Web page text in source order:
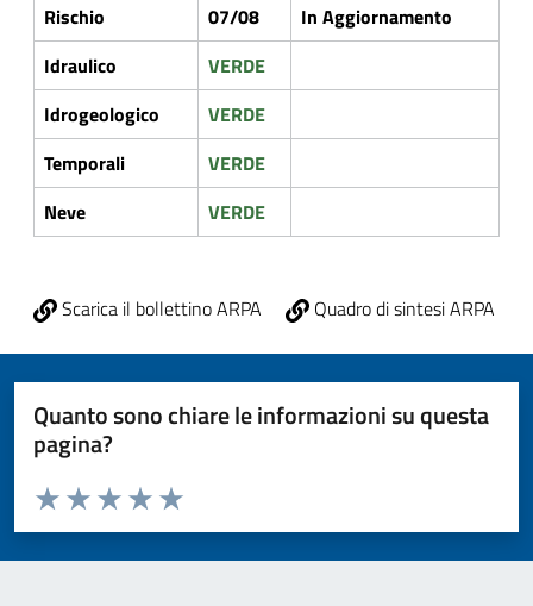
Rischio
07/08
In Aggiornamento
Idraulico
VERDE
Idrogeologico
VERDE
Temporali
VERDE
Neve
VERDE
Scarica il bollettino ARPA Quadro di sintesi ARPA
Quanto sono chiare le informazioni su questa
pagina?
Valuta da 1 a 5 stelle la pagina
Valuta 5 stelle su 5
Valuta 4 stelle su 5
Valuta 3 stelle su 5
Valuta 2 stelle su 5
Valuta 1 stelle su 5